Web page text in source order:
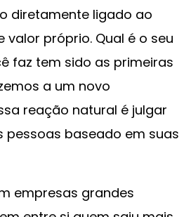
diretamente ligado ao
valor próprio. Qual é o seu
faz tem sido as primeiras
a um novo
reação natural é julgar
pessoas baseado em suas
empresas grandes